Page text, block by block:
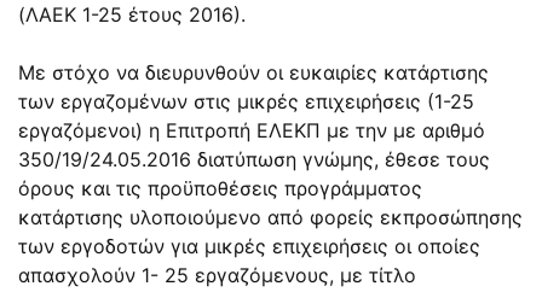
(ΛΑΕΚ 1-25 έτους 2016).
Με στόχο να διευρυνθούν οι ευκαιρίες κατάρτισης
των εργαζομένων στις μικρές επιχειρήσεις (1-25
εργαζόμενοι) η Επιτροπή ΕΛΕΚΠ με την με αριθμό
350/19/24.05.2016 διατύπωση γνώμης, έθεσε τους
όρους και τις προϋποθέσεις προγράμματος
κατάρτισης υλοποιούμενο από φορείς εκπροσώπησης
των εργοδοτών για μικρές επιχειρήσεις οι οποίες
απασχολούν 1- 25 εργαζόμενους, με τίτλο